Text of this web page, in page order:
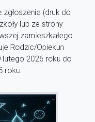
zgłoszenia (druk do
lub ze strony
zamieszkałego
Rodzic/Opiekun
lutego 2026 roku do
roku.